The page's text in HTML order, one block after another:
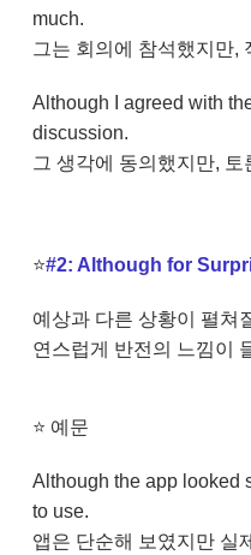
much.
그는 회의에 참석했지만,
Although I agreed with
discussion.
그 생각에 동의했지만,
⭐#2: Although for
예상과 다른 상황이 펼쳐
연스럽게 반전의 느낌이
⭐ 예문
Although the app looked
to use.
앱은 단순해 보였지만 실